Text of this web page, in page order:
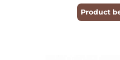
Product